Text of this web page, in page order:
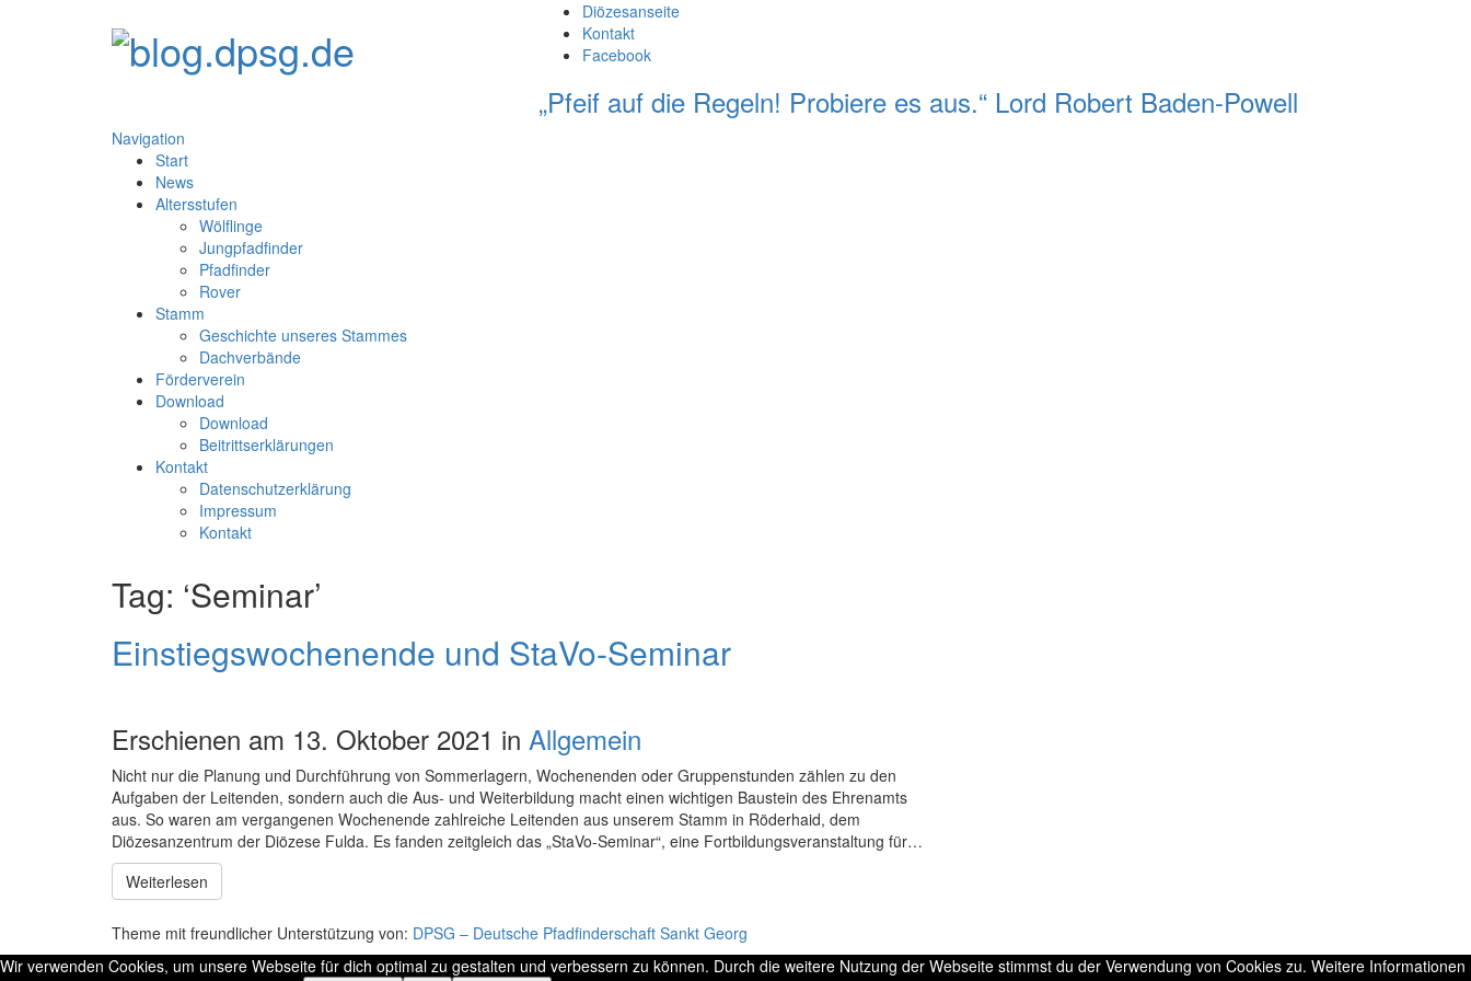
Diözesanseite
Kontakt
Facebook
„Pfeif auf die Regeln! Probiere es aus.“ Lord Robert Baden-Powell
Navigation
Start
News
Altersstufen
Wölflinge
Jungpfadfinder
Pfadfinder
Rover
Stamm
Geschichte unseres Stammes
Dachverbände
Förderverein
Download
Download
Beitrittserklärungen
Kontakt
Datenschutzerklärung
Impressum
Kontakt
Tag: ‘Seminar’
Einstiegswochenende und StaVo-Seminar
Erschienen am 13. Oktober 2021 in Allgemein
Nicht nur die Planung und Durchführung von Sommerlagern, Wochenenden oder Gruppenstunden zählen zu den
Aufgaben der Leitenden, sondern auch die Aus- und Weiterbildung macht einen wichtigen Baustein des Ehrenamts
aus. So waren am vergangenen Wochenende zahlreiche Leitenden aus unserem Stamm in Röderhaid, dem
Diözesanzentrum der Diözese Fulda. Es fanden zeitgleich das „StaVo-Seminar“, eine Fortbildungsveranstaltung für…
Weiterlesen
Theme mit freundlicher Unterstützung von: DPSG – Deutsche Pfadfinderschaft Sankt Georg
Wir verwenden Cookies, um unsere Webseite für dich optimal zu gestalten und verbessern zu können. Durch die weitere Nutzung der Webseite stimmst du der Verwendung von Cookies zu. Weitere Informationen